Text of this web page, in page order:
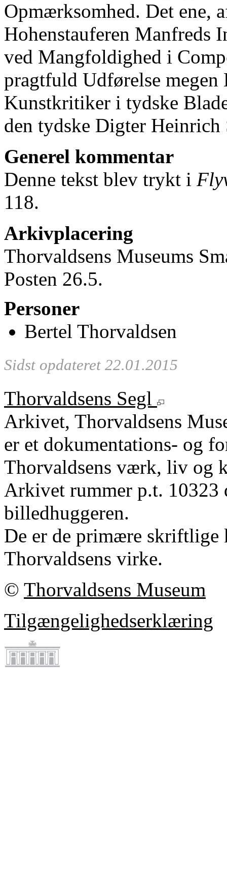
Opmærksomhed. Det ene,
Hohenstauferen Manfreds
ved Mangfoldighed i
pragtfuld Udførelse
Kunstkritiker i tydske
den tydske Digter
Generel kommentar
Denne tekst blev trykt i
118.
Arkivplacering
Thorvaldsens Museums
Posten 26.5.
Personer
Bertel Thorvaldsen
Sidst opdateret 22.01.2015
Thorvaldsens Segl
Arkivet, Thorvaldsens
er et dokumentations- og
Thorvaldsens værk, liv og
Arkivet rummer p.t.
billedhuggeren.
De er de primære
Thorvaldsens virke.
© Thorvaldsens Museum
Tilgængelighedserklæring